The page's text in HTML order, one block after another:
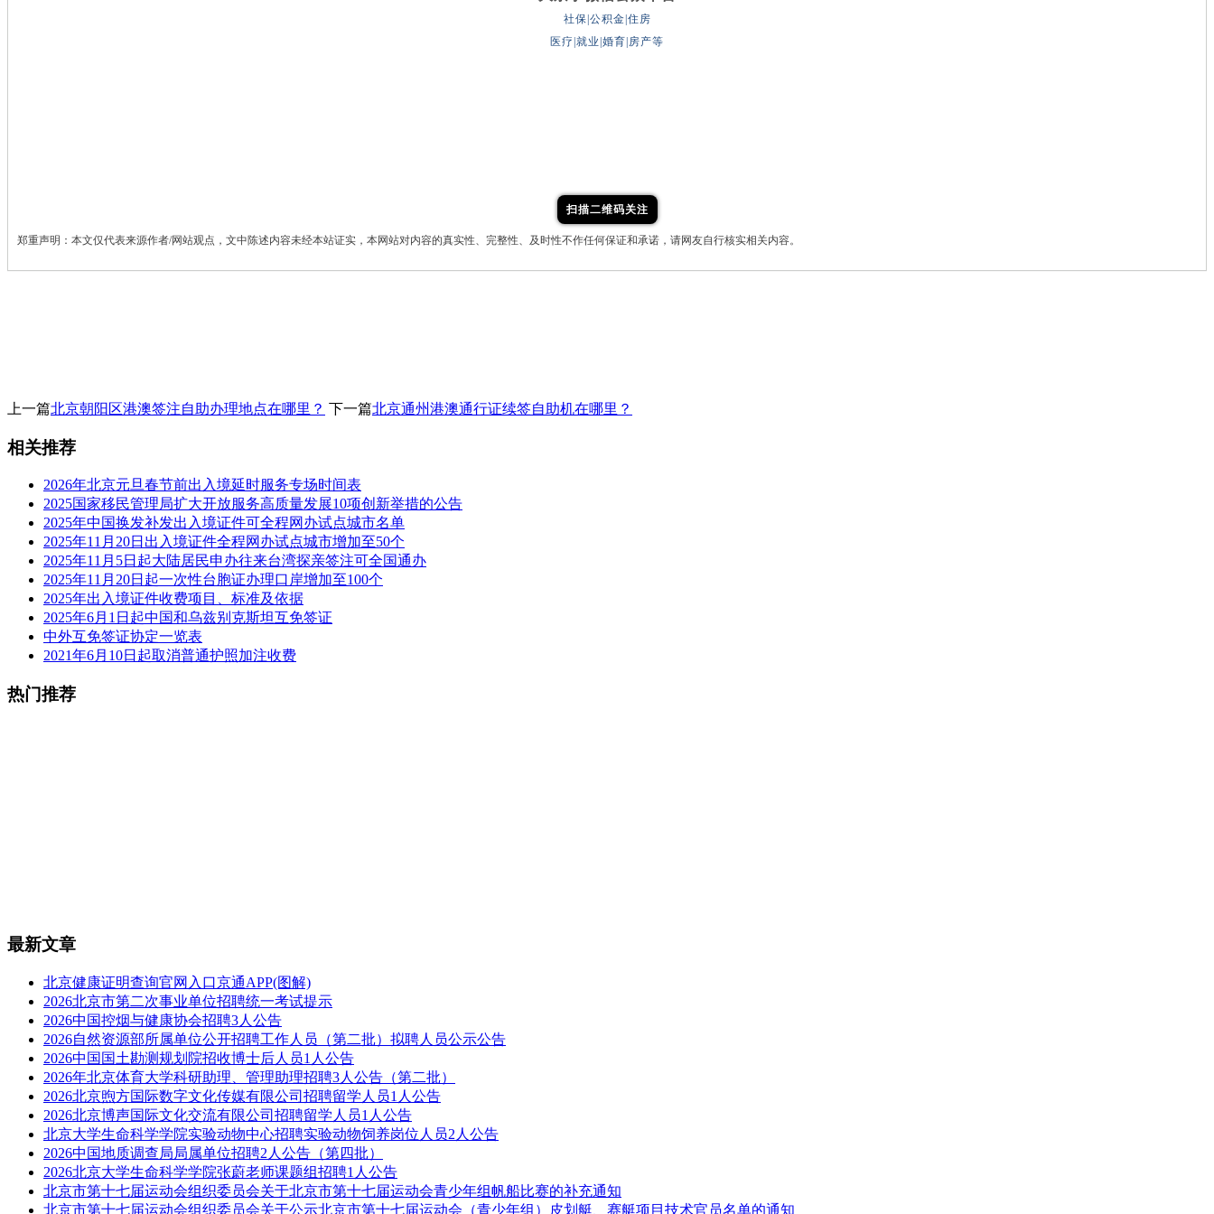
社保|公积金|住房
医疗|就业|婚育|房产等
扫描二维码关注
郑重声明：本文仅代表来源作者/网站观点，文中陈述内容未经本站证实，本网站对内容的真实性、完整性、及时性不作任何保证和承诺，请网友自行核实相关内容。
上一篇北京朝阳区港澳签注自助办理地点在哪里？ 下一篇北京通州港澳通行证续签自助机在哪里？
相关推荐
2026年北京元旦春节前出入境延时服务专场时间表
2025国家移民管理局扩大开放服务高质量发展10项创新举措的公告
2025年中国换发补发出入境证件可全程网办试点城市名单
2025年11月20日出入境证件全程网办试点城市增加至50个
2025年11月5日起大陆居民申办往来台湾探亲签注可全国通办
2025年11月20日起一次性台胞证办理口岸增加至100个
2025年出入境证件收费项目、标准及依据
2025年6月1日起中国和乌兹别克斯坦互免签证
中外互免签证协定一览表
2021年6月10日起取消普通护照加注收费
热门推荐
最新文章
北京健康证明查询官网入口京通APP(图解)
2026北京市第二次事业单位招聘统一考试提示
2026中国控烟与健康协会招聘3人公告
2026自然资源部所属单位公开招聘工作人员（第二批）拟聘人员公示公告
2026中国国土勘测规划院招收博士后人员1人公告
2026年北京体育大学科研助理、管理助理招聘3人公告（第二批）
2026北京煦方国际数字文化传媒有限公司招聘留学人员1人公告
2026北京博声国际文化交流有限公司招聘留学人员1人公告
北京大学生命科学学院实验动物中心招聘实验动物饲养岗位人员2人公告
2026中国地质调查局局属单位招聘2人公告（第四批）
2026北京大学生命科学学院张蔚老师课题组招聘1人公告
北京市第十七届运动会组织委员会关于北京市第十七届运动会青少年组帆船比赛的补充通知
北京市第十七届运动会组织委员会关于公示北京市第十七届运动会（青少年组）皮划艇、赛艇项目技术官员名单的通知